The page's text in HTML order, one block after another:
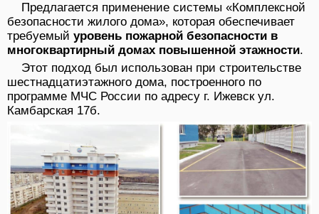
Предлагается применение системы «Комплексной
безопасности жилого дома», которая обеспечивает
требуемый уровень пожарной безопасности в
многоквартирный домах повышенной этажности.
Этот подход был использован при строительстве
шестнадцатиэтажного дома, построенного по
программе МЧС России по адресу г. Ижевск ул.
Камбарская 17б.